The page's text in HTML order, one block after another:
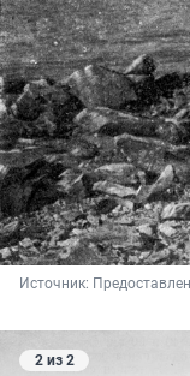
Источник:
2 из 2